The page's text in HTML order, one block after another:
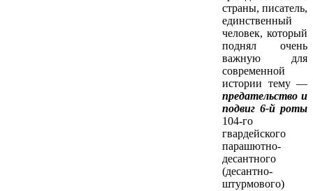
страны, писатель,
единственный
человек, который
поднял очень
важную для
современной
истории тему —
предательство и
подвиг 6-й роты
104-го
гвардейского
парашютно-
десантного
(десантно-
штурмового)